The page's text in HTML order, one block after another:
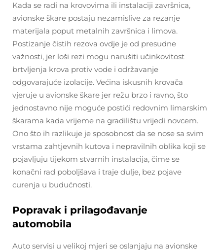
Kada se radi na krovovima ili instalaciji završnica,
avionske škare postaju nezamislive za rezanje
materijala poput metalnih završnica i limova.
Postizanje čistih rezova ovdje je od presudne
važnosti, jer loši rezi mogu narušiti učinkovitost
brtvljenja krova protiv vode i održavanje
odgovarajuće izolacije. Većina iskusnih krovača
vjeruje u avionske škare jer režu brzo i ravno, što
jednostavno nije moguće postići redovnim limarskim
škarama kada vrijeme na gradilištu vrijedi novcem.
Ono što ih razlikuje je sposobnost da se nose sa svim
vrstama zahtjevnih kutova i nepravilnih oblika koji se
pojavljuju tijekom stvarnih instalacija, čime se
konačni rad poboljšava i traje dulje, bez pojave
curenja u budućnosti.
Popravak i prilagođavanje
automobila
Auto servisi u velikoj mjeri se oslanjaju na avionske